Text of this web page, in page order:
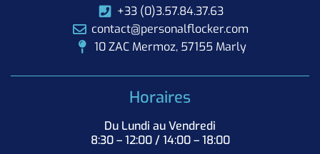
+33 (0)3.57.84.37.63
contact@personalflocker.com
10 ZAC Mermoz, 57155 Marly
Horaires
Du Lundi au Vendredi
8:30 – 12:00 / 14:00 – 18:00